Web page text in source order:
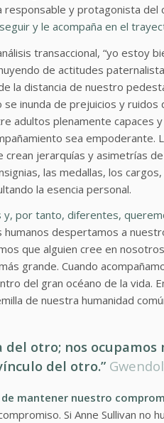
responsable y protagonista del
y le acompaña en el
transaccional, “yo estoy
de actitudes
la distancia de nuestro
inunda de prejuicios y
adultos plenamente
sea
crean jerarquías y asimetrías
las medallas, los
la esencia personal.
y, por tanto, diferentes,
despertamos a
que alguien cree en
grande. Cuando
del gran océano de la vida.
de nuestra humanidad
del otro; nos
del otro.”
mantener nuestro
Si Anne Sullivan no